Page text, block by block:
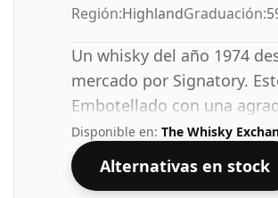
Región:HighlandGraduación:
Un whisky del año 1974
mercado por Signatory.
Embotellado con una
una botella de 70 cl.
Disponible en: The Whisky
Alternativas en stock